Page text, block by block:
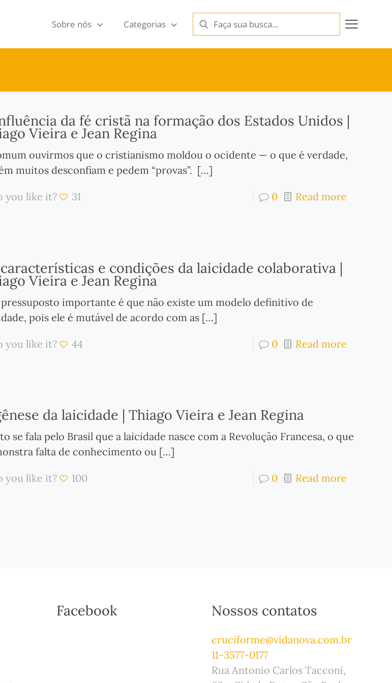
Sobre nós Categorias
da fé cristã na formação dos Estados Unidos |
Vieira e Jean Regina
ouvirmos que o cristianismo moldou o ocidente — o que é verdade,
muitos desconfiam e pedem “provas”. […]
you like it? 31 0 Read more
e condições da laicidade colaborativa |
Vieira e Jean Regina
importante é que não existe um modelo definitivo de
pois ele é mutável de acordo com as[…]
you like it? 44 0 Read more
da laicidade | Thiago Vieira e Jean Regina
se fala pelo Brasil que a laicidade nasce com a Revolução Francesa, o que
falta de conhecimento ou[…]
you like it? 100 0 Read more
Facebook Nossos contatos
cruciforme@vidanova.com.br
11-3577-0177
Rua Antonio Carlos Tacconi,